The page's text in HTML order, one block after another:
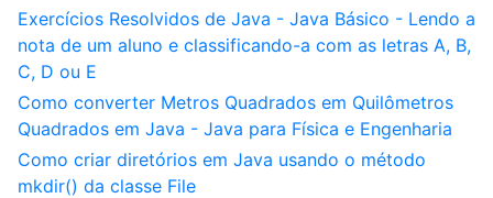
Exercícios Resolvidos de Java - Java Básico - Lendo a
nota de um aluno e classificando-a com as letras A, B,
C, D ou E
Como converter Metros Quadrados em Quilômetros
Quadrados em Java - Java para Física e Engenharia
Como criar diretórios em Java usando o método
mkdir() da classe File